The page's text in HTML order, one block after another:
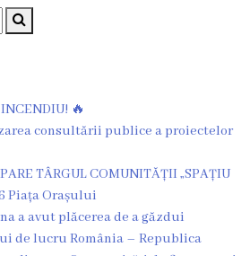
🔥
consultării publice a proiectelor
TÂRGUL COMUNITĂȚII „SPAȚIU
Piața Orașului
a avut plăcerea de a găzdui
de lucru România – Republica